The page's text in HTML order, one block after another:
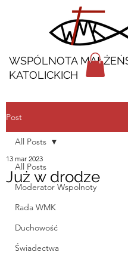
WSPÓLNOTA
KATOLICKICH
Post
All Posts
Moderator Wspolnoty
Rada WMK
Duchowość
Świadectwa
All Posts
Już w drodze
13 mar 2023